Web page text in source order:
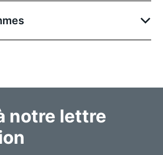
notre lettre